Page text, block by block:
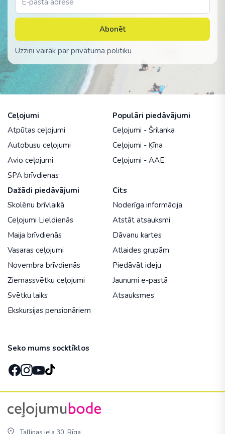
Abonēt
Uzzini vairāk par privātuma politiku
Ceļojumi
Atpūtas ceļojumi
Autobusu ceļojumi
Avio ceļojumi
SPA brīvdienas
Populāri piedāvājumi
Ceļojumi - Šrilanka
Ceļojumi - Ķīna
Ceļojumi - AAE
Dažādi piedāvājumi
Skolēnu brīvlaikā
Ceļojumi Lieldienās
Maija brīvdienās
Vasaras ceļojumi
Novembra brīvdienās
Ziemassvētku ceļojumi
Svētku laiks
Ekskursijas pensionāriem
Cits
Noderīga informācija
Atstāt atsauksmi
Dāvanu kartes
Atlaides grupām
Piedāvāt ideju
Jaunumi e-pastā
Atsauksmes
Seko mums socktīklos